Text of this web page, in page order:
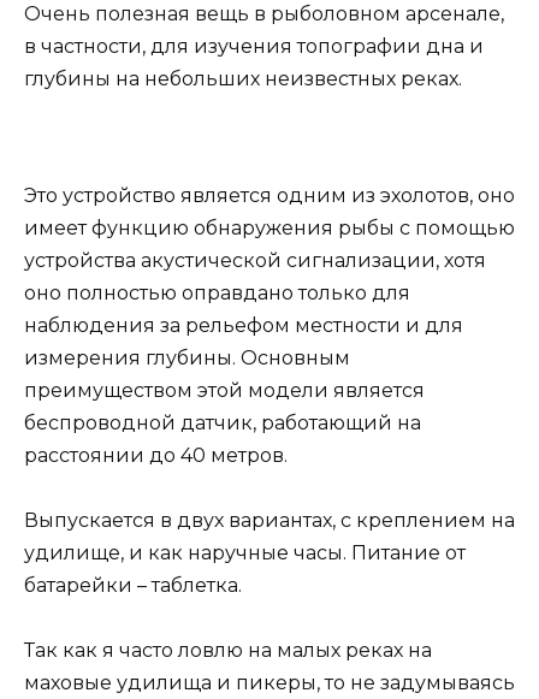
Очень полезная вещь в рыболовном арсенале,
в частности, для изучения топографии дна и
глубины на небольших неизвестных реках.
Это устройство является одним из эхолотов, оно
имеет функцию обнаружения рыбы с помощью
устройства акустической сигнализации, хотя
оно полностью оправдано только для
наблюдения за рельефом местности и для
измерения глубины. Основным
преимуществом этой модели является
беспроводной датчик, работающий на
расстоянии до 40 метров.
Выпускается в двух вариантах, с креплением на
удилище, и как наручные часы. Питание от
батарейки – таблетка.
Так как я часто ловлю на малых реках на
маховые удилища и пикеры, то не задумываясь